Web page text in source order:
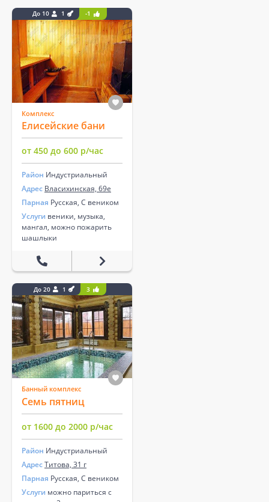
До 10 1 -1
Комплекс
Елисейские бани
от 450 до 600 р/час
Район Индустриальный
Адрес Власихинская, 69е
Парная Русская, С веником
Услуги веники, музыка,
мангал, можно пожарить
шашлыки
До 20 1 3
Банный комплекс
Семь пятниц
от 1600 до 2000 р/час
Район Индустриальный
АдресТитова, 31 г
Парная Русская, С веником
Услуги можно париться с